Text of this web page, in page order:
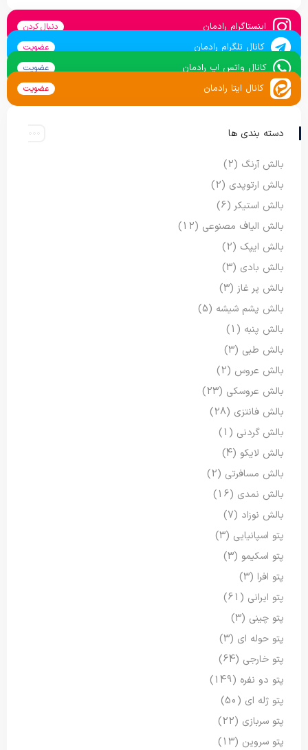
اینستاگرام رادمان دنبال کردن
کانال تلگرام رادمان عضویت
کانال واتس اپ رادمان عضویت
کانال ایتا رادمان عضویت
دسته بندی ها
بالش آرنگ (2)
بالش ارتوپدی (2)
بالش استیکر (6)
بالش الیاف مصنوعی (12)
بالش ایپک (2)
بالش بادی (3)
بالش پر غاز (3)
بالش پشم شیشه (5)
بالش پنبه (1)
بالش طبی (3)
بالش عروس (2)
بالش عروسکی (23)
بالش فانتزی (28)
بالش گردنی (1)
بالش لایکو (4)
بالش مسافرتی (2)
بالش نمدی (16)
بالش نوزاد (7)
پتو اسپانیایی (3)
پتو اسکیمو (3)
پتو افرا (3)
پتو ایرانی (61)
پتو چینی (3)
پتو حوله ای (3)
پتو خارجی (64)
پتو دو نفره (149)
پتو ژله ای (50)
پتو سربازی (22)
پتو سروین (13)